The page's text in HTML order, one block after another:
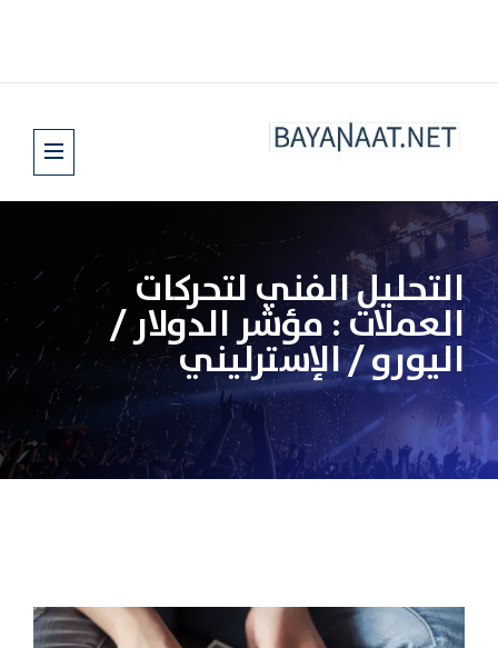
التحليل الفني لتحركات
العملات : مؤشر الدولار /
اليورو / الإسترليني